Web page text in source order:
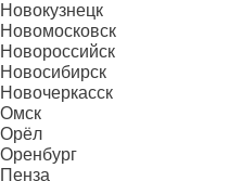
Новокузнецк
Новомосковск
Новороссийск
Новосибирск
Новочеркасск
Омск
Орёл
Оренбург
Пенза